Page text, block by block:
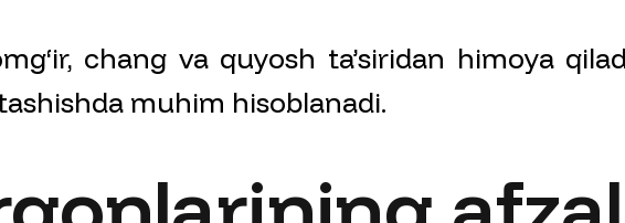
chang va quyosh ta’siridan himoya
muhim hisoblanadi.